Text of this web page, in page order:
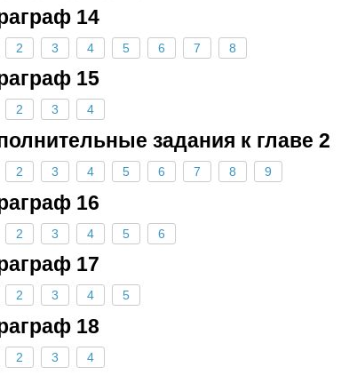
14
2 3 4 5 6 7 8
15
2 3 4
задания к главе 2
2 3 4 5 6 7 8 9
16
2 3 4 5 6
17
2 3 4 5
18
2 3 4